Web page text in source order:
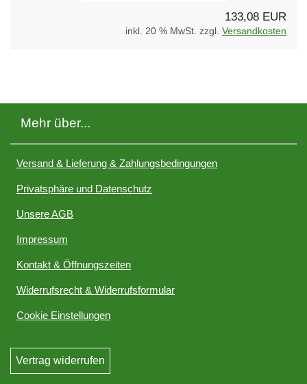
133,08 EUR
inkl. 20 % MwSt. zzgl. Versandkosten
Mehr über...
Versand & Lieferung & Zahlungsbedingungen
Privatsphäre und Datenschutz
Unsere AGB
Impressum
Kontakt & Öffnungszeiten
Widerrufsrecht & Widerrufsformular
Cookie Einstellungen
Vertrag widerrufen